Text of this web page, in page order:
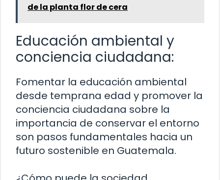
de la planta flor de cera
Educación ambiental y
conciencia ciudadana:
Fomentar la educación ambiental
desde temprana edad y promover la
conciencia ciudadana sobre la
importancia de conservar el entorno
son pasos fundamentales hacia un
futuro sostenible en Guatemala.